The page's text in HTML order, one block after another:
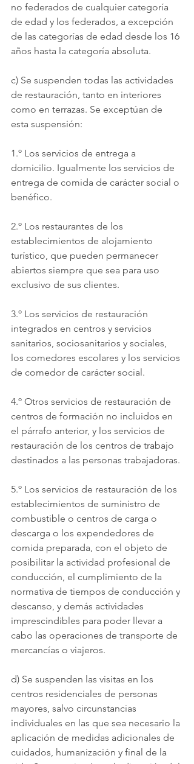
no federados de cualquier categoría
de edad y los federados, a excepción
de las categorías de edad desde los 16
años hasta la categoría absoluta.
c) Se suspenden todas las actividades
de restauración, tanto en interiores
como en terrazas. Se exceptúan de
esta suspensión:
1.º Los servicios de entrega a
domicilio. Igualmente los servicios de
entrega de comida de carácter social o
benéfico.
2.º Los restaurantes de los
establecimientos de alojamiento
turístico, que pueden permanecer
abiertos siempre que sea para uso
exclusivo de sus clientes.
3.º Los servicios de restauración
integrados en centros y servicios
sanitarios, sociosanitarios y sociales,
los comedores escolares y los servicios
de comedor de carácter social.
4.º Otros servicios de restauración de
centros de formación no incluidos en
el párrafo anterior, y los servicios de
restauración de los centros de trabajo
destinados a las personas trabajadoras.
5.º Los servicios de restauración de los
establecimientos de suministro de
combustible o centros de carga o
descarga o los expendedores de
comida preparada, con el objeto de
posibilitar la actividad profesional de
conducción, el cumplimiento de la
normativa de tiempos de conducción y
descanso, y demás actividades
imprescindibles para poder llevar a
cabo las operaciones de transporte de
mercancías o viajeros.
d) Se suspenden las visitas en los
centros residenciales de personas
mayores, salvo circunstancias
individuales en las que sea necesario la
aplicación de medidas adicionales de
cuidados, humanización y final de la